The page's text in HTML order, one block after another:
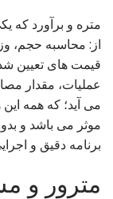
متره و برآورد که
از: محاسبه حجم،
قیمت های تعیین
عملیات، مقدار
می آید؛ که همه این
موثر می باشد و
برنامه دقیق و
مترور و